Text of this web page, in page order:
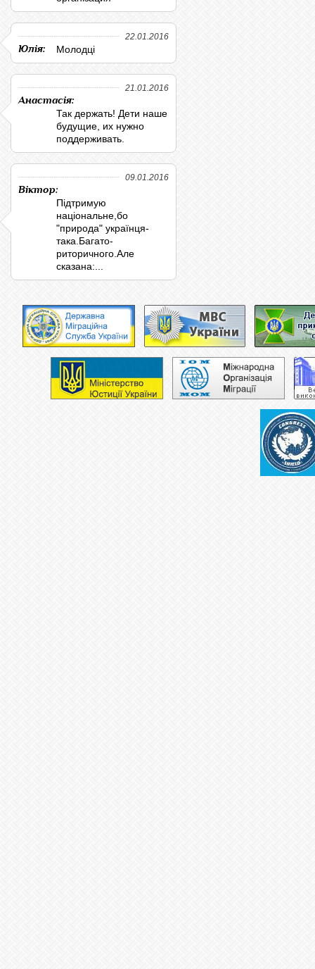
22.01.2016
Юлія: Молодці
21.01.2016
Анастасія:
Так держать! Дети наше
будущие, их нужно
поддерживать.
09.01.2016
Віктор:
Підтримую
національне,бо
"природа" українця-
така.Багато-
риторичного.Але
сказана:...